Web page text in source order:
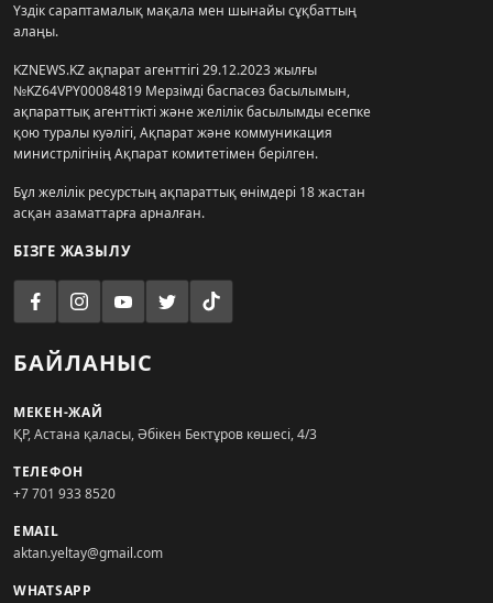
Үздік сараптамалық мақала мен шынайы сұқбаттың
алаңы.
KZNEWS.KZ ақпарат агенттігі 29.12.2023 жылғы
№KZ64VPY00084819 Мерзімді баспасөз басылымын,
ақпараттық агенттікті және желілік басылымды есепке
қою туралы куәлігі, Ақпарат және коммуникация
министрлігінің Ақпарат комитетімен берілген.
Бұл желілік ресурстың ақпараттық өнімдері 18 жастан
асқан азаматтарға арналған.
БІЗГЕ ЖАЗЫЛУ
БАЙЛАНЫС
МЕКЕН-ЖАЙ
ҚР, Астана қаласы, Әбікен Бектұров көшесі, 4/3
ТЕЛЕФОН
+7 701 933 8520
EMAIL
aktan.yeltay@gmail.com
WHATSAPP